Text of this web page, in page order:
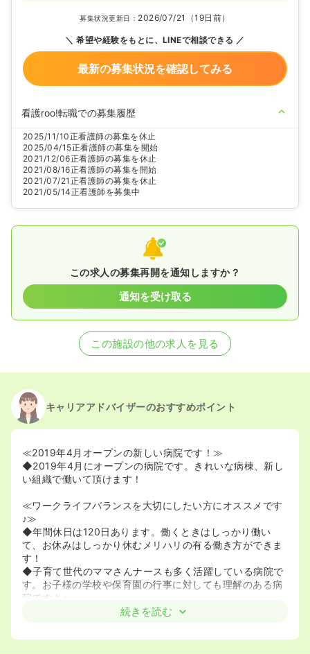
募集状況更新日： 2026/07/21（19日前）
希望や経験をもとに、LINEで相談できる
最新の募集状況を確認してみる
看護roo!転職での募集履歴
2025/11/10正看護師の募集を休止
2025/04/15正看護師の募集を開始
2021/12/06正看護師の募集を休止
2021/08/16正看護師の募集を開始
2021/07/21 正看護師の募集を休止
2021/05/14正看護師を募集中
この求人の募集再開を通知しますか？
通知を受け取る
この施設の他の求人を見る
キャリアアドバイザーのおすすめポイント
≪2019年4月オープンの新しい病院です！≫
◆2019年4月にオープンの病院です。きれいな病棟、新し
い組織で働いて頂けます！
≪ワークライフバランスを大切にしたい方にオススメです
♪≫
◆年間休日は120日あります。働くときはしっかり働い
て、お休みはしっかり休むメリハリの有る働き方ができま
す！
◆子育て世代のママさんナースも多く活躍している病院で
す。お子様の学校や保育園の行事に対しても理解のある病
院ですよ♪
◆残業時間は病院全体で月2時間以下です。お子様のお迎
続きを読む